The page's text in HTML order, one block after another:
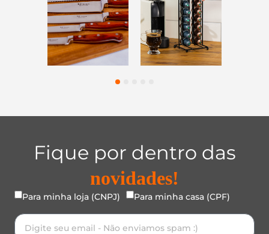
45
Fique por dentro das
novidades!
Para minha loja (CNPJ) Para minha casa (CPF)